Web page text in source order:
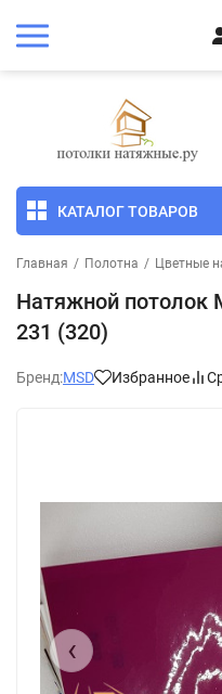
КАТАЛОГ ТОВАРОВ
Главная / Полотна / Цветные
Натяжной потолок
231 (320)
Бренд:MSD Избранное
‹